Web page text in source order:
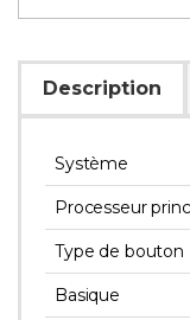
Description
Système
Processeur
Type de bouton
Basique